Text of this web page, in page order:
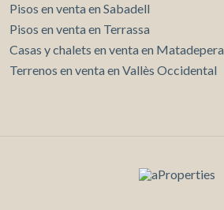
Pisos en venta en Sabadell
Pisos en venta en Terrassa
Casas y chalets en venta en Matadepera
Terrenos en venta en Vallès Occidental